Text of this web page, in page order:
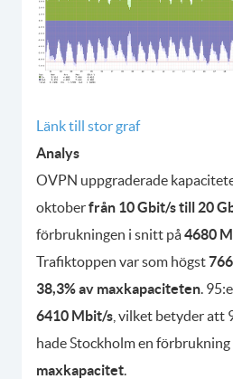
Länk till stor graf
Analys
OVPN uppgraderade
oktoberfrån 10 Gbit/s till 20
förbrukningen i snitt på4680
Trafiktoppen var som högst
38,3% av maxkapaciteten .
6410 Mbit/s , vilket betyder att
hade Stockholm en
maxkapacitet